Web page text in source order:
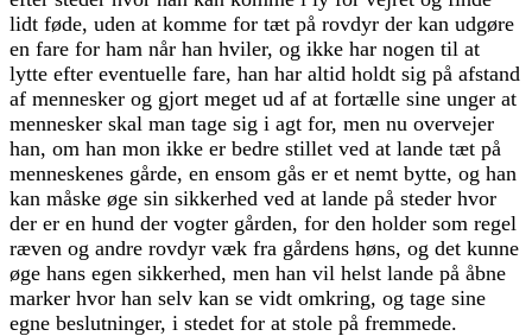
lidt føde, uden at komme for tæt på rovdyr der kan udgøre
en fare for ham når han hviler, og ikke har nogen til at
lytte efter eventuelle fare, han har altid holdt sig på afstand
af mennesker og gjort meget ud af at fortælle sine unger at
mennesker skal man tage sig i agt for, men nu overvejer
han, om han mon ikke er bedre stillet ved at lande tæt på
menneskenes gårde, en ensom gås er et nemt bytte, og han
kan måske øge sin sikkerhed ved at lande på steder hvor
der er en hund der vogter gården, for den holder som regel
ræven og andre rovdyr væk fra gårdens høns, og det kunne
øge hans egen sikkerhed, men han vil helst lande på åbne
marker hvor han selv kan se vidt omkring, og tage sine
egne beslutninger, i stedet for at stole på fremmede.